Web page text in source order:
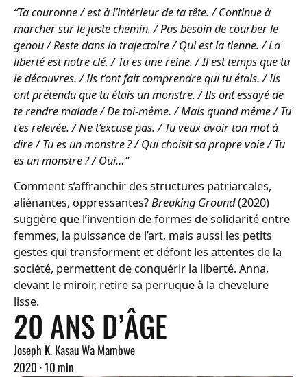
“Ta couronne / est à l’intérieur de ta tête. / Continue à
marcher sur le juste chemin. / Pas besoin de courber le
genou / Reste dans la trajectoire / Qui est la tienne. / La
liberté est notre clé. / Tu es une reine. / Il est temps que tu
le découvres. / Ils t’ont fait comprendre qui tu étais. / Ils
ont prétendu que tu étais un monstre. / Ils ont essayé de
te rendre malade / De toi-même. / Mais quand même / Tu
t’es relevée. / Ne t’excuse pas. / Tu veux avoir ton mot à
dire / Tu es un monstre ? / Qui choisit sa propre voie / Tu
es un monstre ? / Oui…”
Comment s’affranchir des structures patriarcales,
aliénantes, oppressantes?Breaking Ground(2020)
suggère que l’invention de formes de solidarité entre
femmes, la puissance de l’art, mais aussi les petits
gestes qui transforment et défont les attentes de la
société, permettent de conquérir la liberté. Anna,
devant le miroir, retire sa perruque à la chevelure
lisse.
20 ANS D’ÂGE
Joseph K. Kasau Wa Mambwe
2020 · 10 min